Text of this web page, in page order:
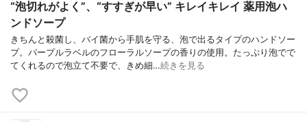
“泡切れがよく”、“すすぎが早い” キレイキレイ 薬用泡ハ
ンドソープ
きちんと殺菌し、バイ菌から手肌を守る、泡で出るタイプのハンドソー
プ。パープルラベルのフローラルソープの香りの使用。たっぷり泡でで
てくれるので泡立て不要で、きめ細…続きを見る